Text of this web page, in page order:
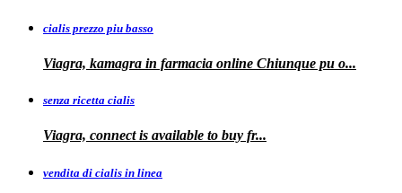
cialis prezzo piu basso
Viagra, kamagra in farmacia online Chiunque pu o...
senza ricetta cialis
Viagra, connect is available to buy fr...
vendita di cialis in linea